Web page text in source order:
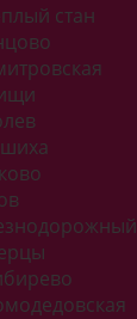
стан